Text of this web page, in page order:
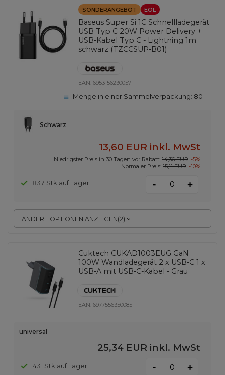
SONDERANGEBOT EOL
Baseus Super Si 1C Schnellladegerät
USB Typ C 20W Power Delivery +
USB-Kabel Typ C - Lightning 1m
schwarz (TZCCSUP-B01)
EAN:6953156230057
Menge in einer Sammelverpackung: 80
ANDERE OPTIONEN ANZEIGEN(2)
Schwarz
13,60 EUR inkl. MwSt
Niedrigster Preis in 30 Tagen vor Rabatt: 14,36 EUR -5%
Normaler Preis: 15,11 EUR -10%
837 Stk auf Lager - +
Cuktech CUKAD1003EUG GaN
100W Wandladegerät 2 x USB-C 1 x
USB-A mit USB-C-Kabel - Grau
EAN:6977556350085
universal
25,34 EUR inkl. MwSt
431 Stk auf Lager - +